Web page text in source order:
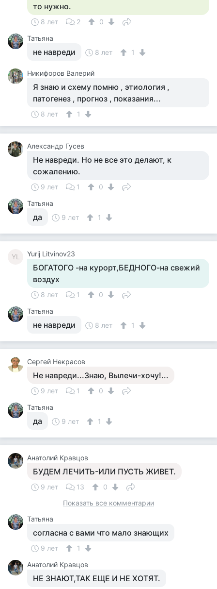
то нужно.
8 лет 2
0
Татьяна
не навреди 8 лет 1
Никифоров Валерий
Я знаю и схему помню , этиология ,
патогенез , прогноз , показания...
8 лет 1
Александр Гусев
Не навреди. Но не все это делают, к
сожалению.
9 лет 1
0
Татьяна
да 9 лет 1
YL Yurij Litvinov23
БОГАТОГО -на курорт,БЕДНОГО-на свежий
воздух
8 лет 1
0
Татьяна
не навреди 8 лет 1
Сергей Некрасов
Не навреди...Знаю, Вылечи-хочу!...
9 лет 1
0
Татьяна
да 9 лет 1
Анатолий Кравцов
БУДЕМ ЛЕЧИТЬ-ИЛИ ПУСТЬ ЖИВЕТ.
9 лет 13
0
Показать все комментарии
Татьяна
согласна с вами что мало знающих
9 лет
1
Анатолий Кравцов
НЕ ЗНАЮТ,ТАК ЕЩЕ И НЕ ХОТЯТ.